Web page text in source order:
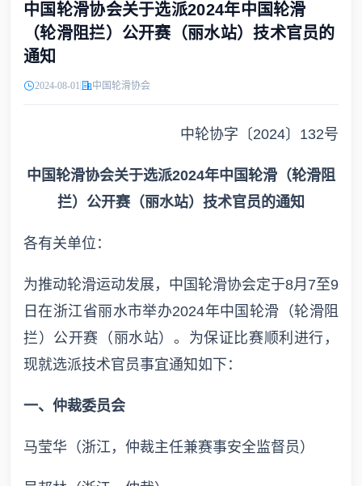
中国轮滑协会关于选派2024年中国轮滑
（轮滑阻拦）公开赛（丽水站）技术官员的
通知
2024-08-01 中国轮滑协会
中轮协字〔2024〕132号
中国轮滑协会关于选派2024年中国轮滑（轮滑阻
拦）公开赛（丽水站）技术官员的通知
各有关单位：
为推动轮滑运动发展，中国轮滑协会定于8月7至9
日在浙江省丽水市举办2024年中国轮滑（轮滑阻
拦）公开赛（丽水站）。为保证比赛顺利进行，
现就选派技术官员事宜通知如下：
一、仲裁委员会
马莹华（浙江，仲裁主任兼赛事安全监督员）